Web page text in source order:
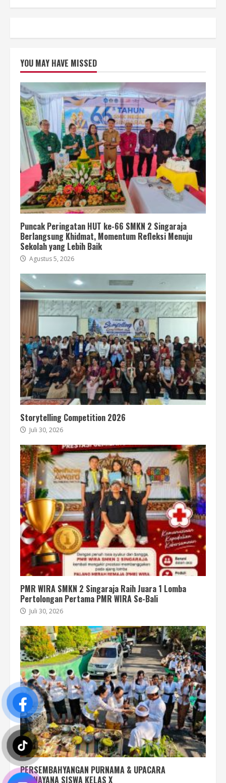
YOU MAY HAVE MISSED
Puncak Peringatan HUT ke-66 SMKN 2 Singaraja
Berlangsung Khidmat, Momentum Refleksi Menuju
Sekolah yang Lebih Baik
Agustus 5, 2026
Storytelling Competition 2026
Juli 30, 2026
PMR WIRA SMKN 2 Singaraja Raih Juara 1 Lomba
Pertolongan Pertama PMR WIRA Se-Bali
Juli 30, 2026
PERSEMBAHYANGAN PURNAMA & UPACARA
UPANAYANA SISWA KELAS X